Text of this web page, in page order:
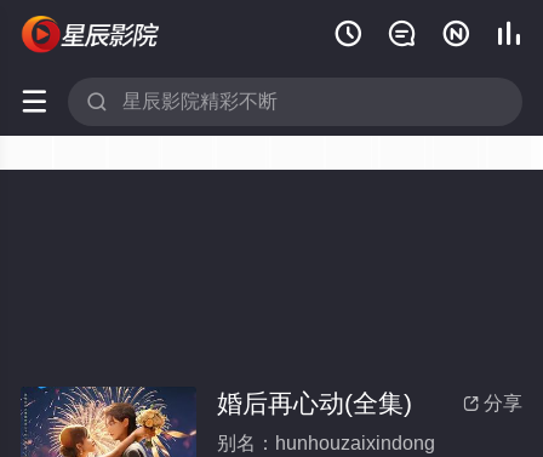
   
 
 分享
婚后再心动(全集)
别名：hunhouzaixindong